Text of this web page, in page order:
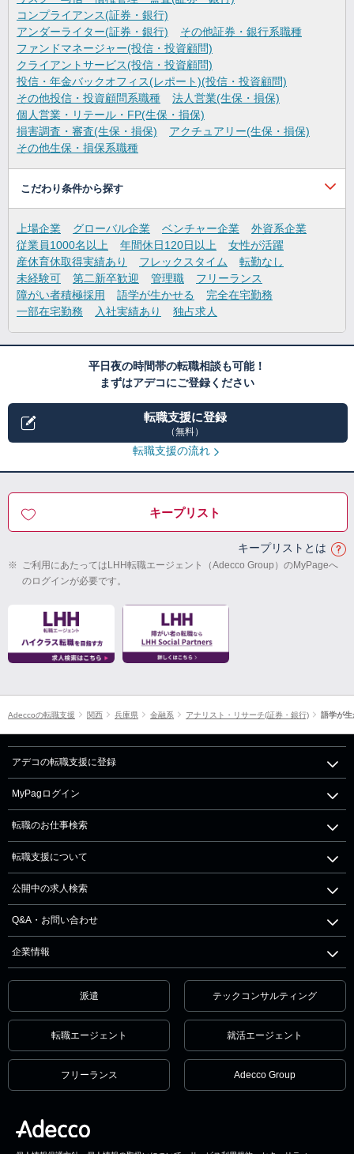
コンプライアンス(証券・銀行)
アンダーライター(証券・銀行)
その他証券・銀行系職種
ファンドマネージャー(投信・投資顧問)
クライアントサービス(投信・投資顧問)
投信・年金バックオフィス(レポート)(投信・投資顧問)
その他投信・投資顧問系職種
法人営業(生保・損保)
個人営業・リテール・FP(生保・損保)
損害調査・審査(生保・損保)
アクチュアリー(生保・損保)
その他生保・損保系職種
こだわり条件から探す
上場企業 グローバル企業 ベンチャー企業
外資系企業
従業員1000名以上
年間休日120日以上
女性が活躍
産休育休取得実績あり
フレックスタイム
転勤なし
未経験可
第二新卒歓迎 管理職
フリーランス
障がい者積極採用
語学が生かせる
完全在宅勤務
一部在宅勤務
入社実績あり 独占求人
平日夜の時間帯の転職相談も可能！
まずはアデコにご登録ください
転職支援に登録
（無料）
転職支援の流れ
キープリスト
キープリストとは
※ ご利用にあたってはLHH転職エージェント（Adecco Group）のMyPageへ
のログインが必要です。
Adeccoの転職支援 関西 兵庫県 金融系 アナリスト・リサーチ(証券・銀行) 語学が生
アデコの転職支援に登録
MyPagログイン
転職のお仕事検索
転職支援について
公開中の求人検索
Q&A・お問い合わせ
企業情報
派遣 テックコンサルティング
転職エージェント 就活エージェント
フリーランス Adecco Group